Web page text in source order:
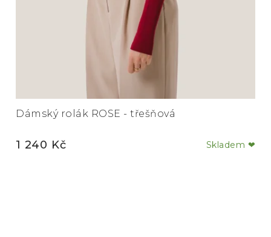
Dámský rolák ROSE - třešňová
Skladem ❤
1 240 Kč